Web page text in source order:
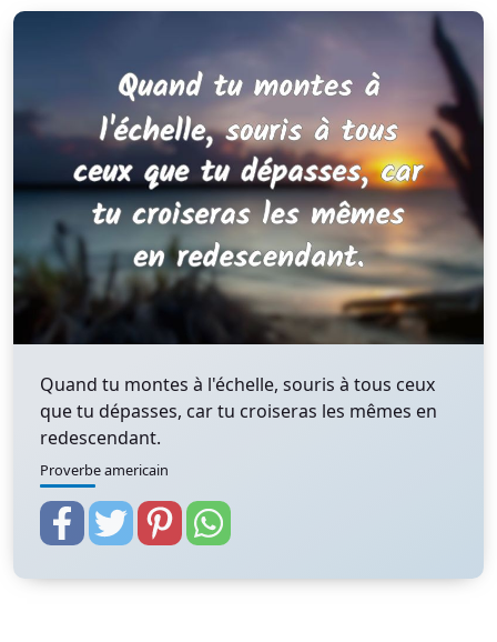
Quand tu montes à l'échelle, souris à tous ceux
que tu dépasses, car tu croiseras les mêmes en
redescendant.
Proverbe americain